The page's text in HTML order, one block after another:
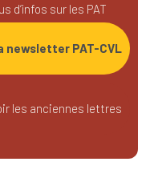
d’infos sur les PAT
newsletter PAT-CVL
les anciennes lettres